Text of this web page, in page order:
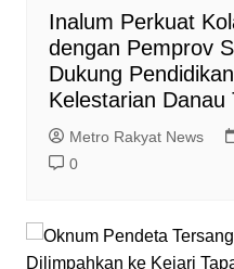
Inalum Perkuat
dengan Pemprov
Dukung
Kelestarian Danau
Metro Rakyat News
0